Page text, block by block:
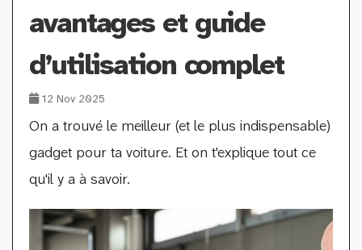
avantages et guide
d’utilisation complet
12 Nov 2025
On a trouvé le meilleur (et le plus indispensable)
gadget pour ta voiture. Et on t'explique tout ce
qu'il y a à savoir.